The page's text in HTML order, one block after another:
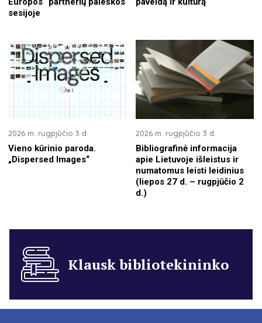
sesijoje
2026 m. rugpjūčio 3 d.
Vieno kūrinio paroda.
„Dispersed Images“
2026 m. rugpjūčio 3 d.
Bibliografinė informacija
apie Lietuvoje išleistus ir
numatomus leisti leidinius
(liepos 27 d. – rugpjūčio 2
d.)
Klausk bibliotekininko